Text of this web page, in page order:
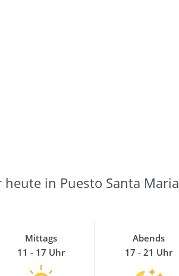
in Puesto Santa
Mittags
11 - 17 Uhr
Abends
17 - 21 Uhr